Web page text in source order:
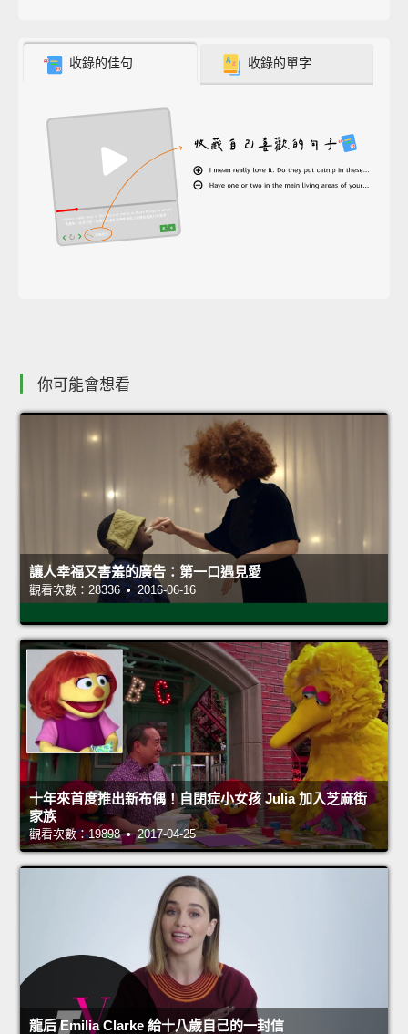
收錄的佳句 收錄的單字
你可能會想看
讓人幸福又害羞的廣告：第一口遇見愛
觀看次數：28336 • 2016-06-16
十年來首度推出新布偶！自閉症小女孩 Julia 加入芝麻街
家族
觀看次數：19898 • 2017-04-25
龍后 Emilia Clarke 給十八歲自己的一封信